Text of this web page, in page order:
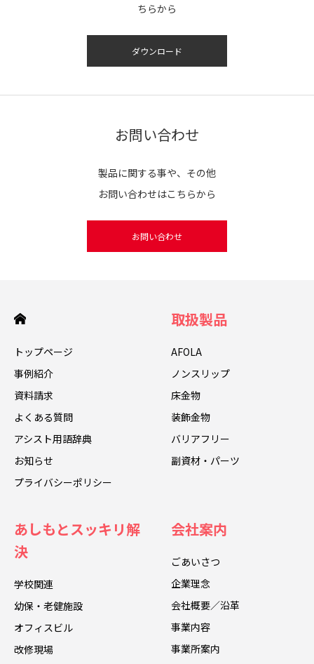
ちらから
ダウンロード
お問い合わせ
製品に関する事や、その他
お問い合わせはこちらから
お問い合わせ
トップページ
事例紹介
資料請求
よくある質問
アシスト用語辞典
お知らせ
プライバシーポリシー
取扱製品
AFOLA
ノンスリップ
床金物
装飾金物
バリアフリー
副資材・パーツ
あしもとスッキリ解
決
学校関連
幼保・老健施設
オフィスビル
改修現場
会社案内
ごあいさつ
企業理念
会社概要／沿革
事業内容
事業所案内